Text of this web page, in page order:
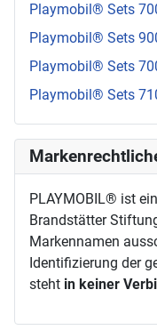
Playmobil® Sets
Playmobil® Sets
Playmobil® Sets
Playmobil® Sets
PLAYMOBIL® ist
Brandstätter
Markennamen
Identifizierung der
steht in keiner